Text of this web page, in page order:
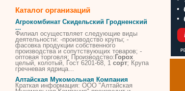
Каталог организаций
Агрокомбинат Скидельский Гродненский
...
Филиал осуществляет следующие виды
деятельности: -производство крупы; -
фасовка продукции собственного
производства и сопутствующих товаров; -
оптовая торговля; Производство: Горох
целый, колотый, Гост 6201-68, 1 сорт; Крупа
гречневая ядрица...
Алтайская Мукомольная Компания
Краткая информация: ООО "Алтайская